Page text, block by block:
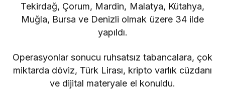
Tekirdağ, Çorum, Mardin, Malatya, Kütahya,
Muğla, Bursa ve Denizli olmak üzere 34 ilde
yapıldı.
Operasyonlar sonucu ruhsatsız tabancalara, çok
miktarda döviz, Türk Lirası, kripto varlık cüzdanı
ve dijital materyale el konuldu.